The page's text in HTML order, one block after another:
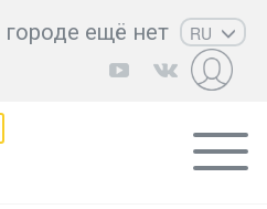
ещё нет
RU
EN
KZ
AZ